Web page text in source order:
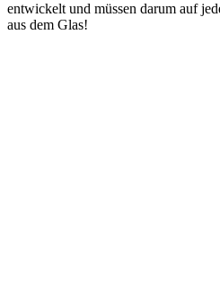
ent­wi­ckelt und müs­sen dar­um auf
aus dem Glas!